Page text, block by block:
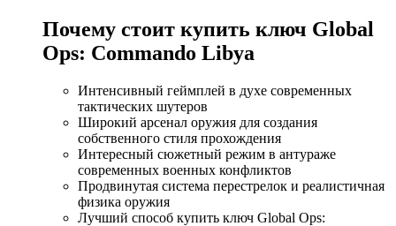
Почему стоит купить ключ Global
Ops: Commando Libya
Интенсивный геймплей в духе современных
тактических шутеров
Широкий арсенал оружия для создания
собственного стиля прохождения
Интересный сюжетный режим в антураже
современных военных конфликтов
Продвинутая система перестрелок и реалистичная
физика оружия
Лучший способ купить ключ Global Ops: